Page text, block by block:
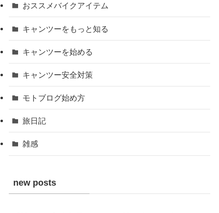
おススメバイクアイテム
キャンツーをもっと知る
キャンツーを始める
キャンツー安全対策
モトブログ始め方
旅日記
雑感
new posts